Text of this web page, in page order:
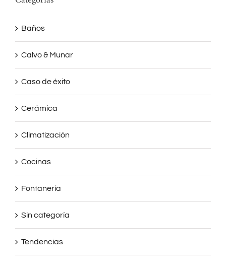
Baños
Calvo & Munar
Caso de éxito
Cerámica
Climatización
Cocinas
Fontanería
Sin categoría
Tendencias